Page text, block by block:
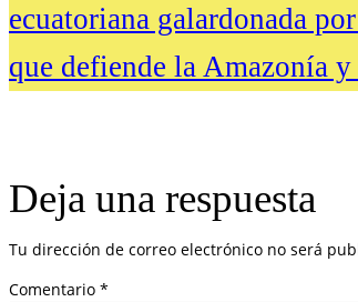
ecuatoriana galardonada
que defiende la Amazonía
Deja una respuesta
Tu dirección de correo electrónico no será
Comentario *